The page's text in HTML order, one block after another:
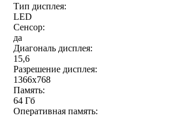
Тип дисплея:
LED
Сенсор:
да
Диагональ дисплея:
15,6
Разрешение дисплея:
1366x768
Память:
64 Гб
Оперативная память: